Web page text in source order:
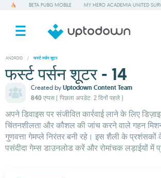
BETA PUBG MOBILE MY HERO ACADEMIA UNITED
ANDROID / फर्स्ट पर्सन शूटर
फर्स्ट पर्सन शूटर - 14
Created by Uptodown Content Team
840 एप्पस ( पिछला अपडेट: 2 दिनों पहले )
अपने डिवाइस पर संजीवित कार्रवाई लाने के लिए
चिंतनशीलता और कौशल की जांच करने वाले गहन
गुणवत्ता गेमप्ले निरंतर बनी रहे। इस शैली के
पसंदीदा गेम्स डाउनलोड करें और रोमांचक लड़ाईयों में